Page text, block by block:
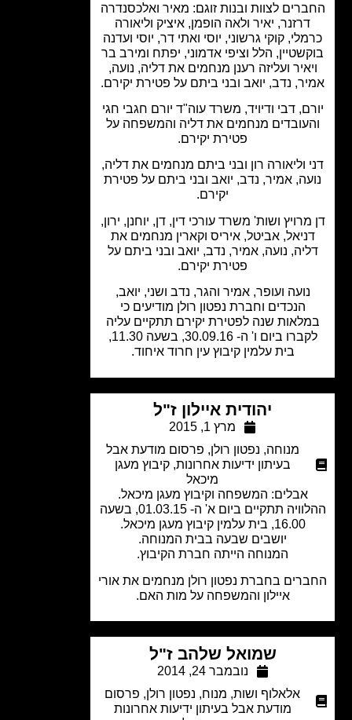
לצוות ובנות זוגם: מאיר ואלכסנדרה
דרזנר, יאיר ולאה הופמן, איציק וליאורה
קוקי גרשוני, יוסי ואתי דר, יוסי ועדנה
הלל וציפי אדמוני, יפתח ומירב בר
ועליזה רענן מנחמים את דליה, נועה,
נדב, יואב ובני ביתם על פטירת יקירם.
דבי ודיויד, משרד עוה"ד יורם חגבי חגי
מנחמים את דליה והמשפחה על
פטירת יקירם.
וליאורה רון ובני ביתם מנחמים את דליה,
אמיר, נדב, יואב ובני ביתם על פטירת
ושות' משרד עורכי דין, דן, יוחנן, ירון,
אביטל, איריס וקארין מנחמים את
נועה, אמיר, נדב, יואב ובני ביתם על
פטירת יקירם.
נועה ועופר, אמיר והגר, נדב ושני, יואב,
הנכדים וחברת נפטון רולן מודיעים כי
שנה לפטירת יקירם תתקיים עליה
לקברו ביום ו' ה- 30.09.16, בשעה 11.30,
בית עלמין קיבוץ עין חרוד איחוד.
יהודית איילון ז"ל
מרץ 1, 2015
נפטון רולן,פרסום מודעת אבל
בעיתון ידיעות אחרונות,קיבוץ מעגן
אבלים: המשפחה וקיבוץ מעגן מיכאל.
ההלוויה תתקיים ביום א' ה- 01.03.15, בשעה
יושבים שבעה בבית המנוחה.
המנוחה הייתה חברת הקיבוץ.
בחברת נפטון רולן מנחמים את אורי
איילון והמשפחה על מות האם.
שמואל שלהב ז"ל
נובמבר 24, 2014
אלאלוף ושות,מנוח,נפטון רולן,פרסום
מודעת אבל בעיתון ידיעות אחרונות